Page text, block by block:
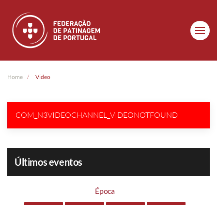
Skip to main content
Home Video
COM_N3VIDEOCHANNEL_VIDEONOTFOUND
Últimos eventos
Época